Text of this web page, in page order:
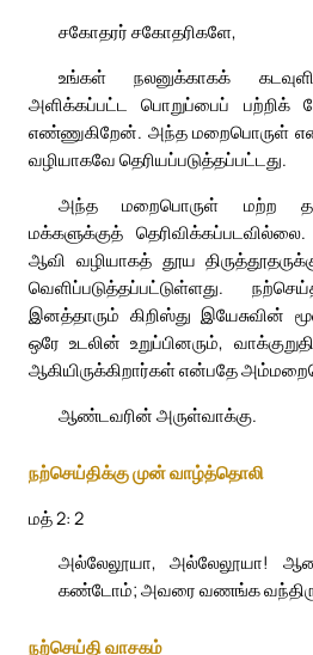
சகோதரர் சகோதரிகளே,
உங்கள் நலனுக்காகக்
அளிக்கப்பட்ட பொறுப்பைப் பற்றிக்
எண்ணுகிறேன். அந்த மறைபொருள்
வழியாகவே தெரியப்படுத்தப்பட்டது.
அந்த மறைபொருள் மற்ற
மக்களுக்குத்
ஆவி வழியாகத் தூய
வெளிப்படுத்தப்பட்டுள்ளது.
இனத்தாரும் கிறிஸ்து இயேசுவின்
ஒரே உடலின் உறுப்பினரும்,
ஆகியிருக்கிறார்கள் என்பதே
ஆண்டவரின் அருள்வாக்கு.
நற்செய்திக்கு முன் வாழ்த்தொலி
மத் 2: 2
அல்லேலூயா, அல்லேலூயா!
கண்டோம்; அவரை வணங்க
நற்செய்தி வாசகம்